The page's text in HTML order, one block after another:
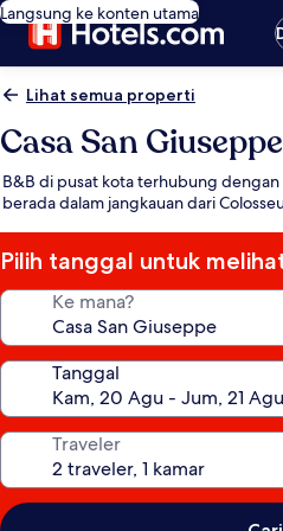
Langsung ke konten utama
Lihat semua properti
Casa San Giuseppe
B&B di pusat kota terhubung
berada dalam jangkauan dari
Pilih tanggal untuk
Ke mana?
Tanggal
Traveler